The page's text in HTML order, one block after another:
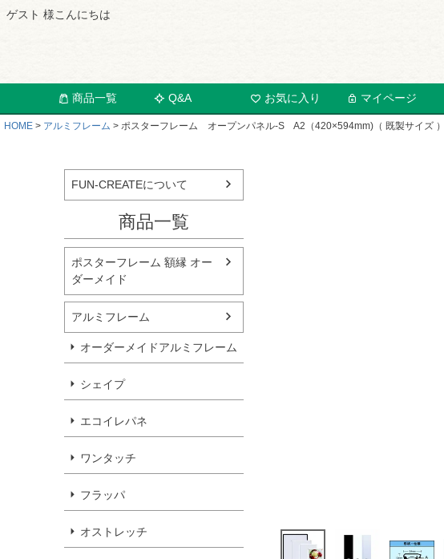
ゲスト 様こんにちは
商品一覧 Q&A お気に入り マイページ
HOME アルミフレーム ポスターフレーム オープンパネル-S A2（420×594mm)（ 既製サイズ ）
FUN-CREATEについて
商品一覧
ポスターフレーム 額縁 オー
ダーメイド
アルミフレーム
オーダーメイドアルミフレーム
シェイプ
エコイレパネ
ワンタッチ
フラッパ
オストレッチ